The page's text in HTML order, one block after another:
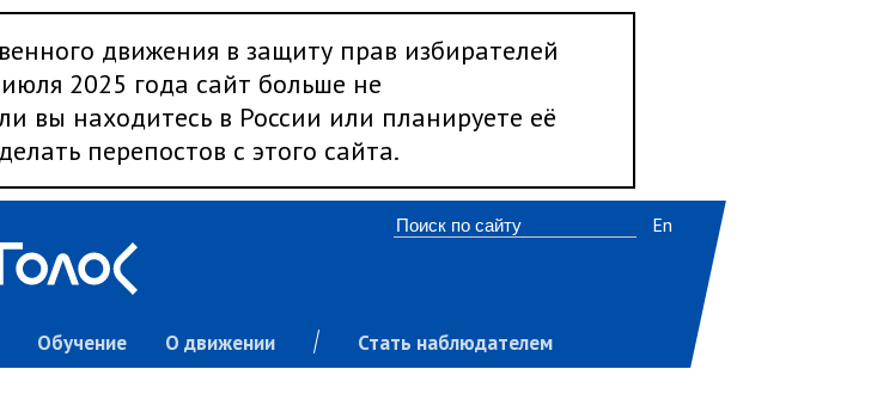
движения в защиту прав избирателей
2025 года сайт больше не
вы находитесь в России или планируете её
перепостов с этого сайта.
Обучение О движении Стать наблюдателем
En